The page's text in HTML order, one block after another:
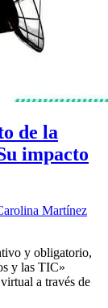
de la
impacto
Martínez
y obligatorio,
y las TIC»
a través de